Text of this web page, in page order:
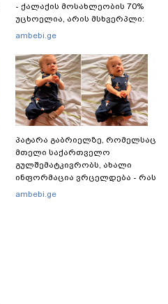
- ქალაქის მოსახლეობის 70%
უცხოელია, არის მსხვერპლი:
ბოლო ცნობები სეუტადან,
გასვლის ეშინიათ
ambebi.ge
პატარა გაბრიელზე, რომელსაც
მთელი საქართველო
გულშემატკივრობს, ახალი
ინფორმაცია ვრცელდება - რას
წერს ბიჭუნას დედა?
ambebi.ge